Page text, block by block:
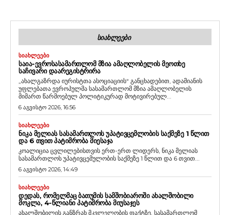
ᲡᲘᲐᲮᲚᲔᲔᲑᲘ
ᲡᲘᲐᲮᲚᲔᲔᲑᲘ
ᲡᲐᲘᲐ-ᲔᲕᲠᲝᲡᲐᲡᲐᲛᲐᲠᲗᲚᲝᲛ ᲛᲖᲘᲐ ᲐᲛᲐᲦᲚᲝᲑᲔᲚᲘᲡ ᲛᲔᲝᲗᲮᲔ
ᲡᲐᲩᲘᲕᲐᲠᲘ ᲓᲐᲐᲠᲔᲒᲘᲡᲢᲠᲘᲠᲐ
„ახალგაზრდა იურისტთა ასოციაციის“ განცხადებით, ადამიანის
უფლებათა ევროპულმა სასამართლომ მზია ამაღლობელის
მიმართ წარმოებულ პოლიტიკურად მოტივირებულ...
6 აგვისტო 2026, 16:56
ᲡᲘᲐᲮᲚᲔᲔᲑᲘ
ᲜᲘᲙᲐ ᲛᲔᲚᲘᲐᲡ ᲡᲐᲡᲐᲛᲐᲠᲗᲚᲝᲡ ᲣᲞᲐᲢᲘᲕᲪᲔᲛᲚᲝᲑᲘᲡ ᲡᲐᲥᲛᲔᲖᲔ 1 ᲬᲚᲘᲗ
ᲓᲐ 6 ᲗᲕᲘᲗ ᲞᲐᲢᲘᲛᲠᲝᲑᲐ ᲛᲘᲔᲡᲐᲯᲐ
კოალიცია ცვლილებისთვის ერთ-ერთ ლიდერს, ნიკა მელიას
სასამართლოს უპატივცემულობის საქმეზე 1 წლით და 6 თვით...
6 აგვისტო 2026, 14:49
ᲡᲘᲐᲮᲚᲔᲔᲑᲘ
ᲓᲔᲓᲐᲡ, ᲠᲝᲛᲔᲚᲛᲐᲪ ᲑᲐᲗᲣᲛᲘᲡ ᲡᲐᲛᲨᲝᲑᲘᲐᲠᲝᲨᲘ ᲐᲮᲐᲚᲨᲝᲑᲘᲚᲘ
ᲛᲝᲙᲚᲐ, 4-ᲬᲚᲘᲐᲜᲘ ᲞᲐᲢᲘᲛᲠᲝᲑᲐ ᲛᲘᲣᲡᲐᲯᲔᲡ
ახალშობილის განზრახ მკვლელობის ფაქტზე, სასამართლომ